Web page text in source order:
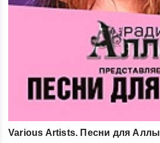
Various Artists. Песни для Аллы